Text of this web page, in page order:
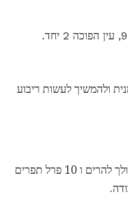
לסרוג 9, להחליק 1, להסתובב, עין הפוכה 9, עין הפוכה 2 יחד.
ולהמשיך לעשות ריבוע
השתמש במחוג יד ימין עם הצד הלא נכון מולך להרים ו 10 פרל תפרים